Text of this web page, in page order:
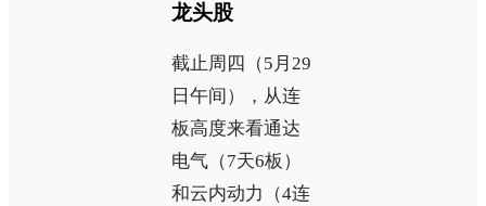
龙头股
截止周四（5月29
日午间），从连
板高度来看通达
电气（7天6板）
和云内动力（4连